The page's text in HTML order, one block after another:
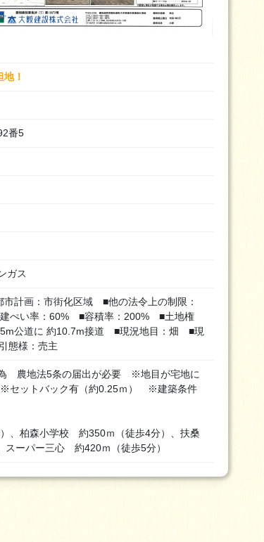
！
番5
ガス
計画：市街化区域 ■他の法令上の制限：
ぺい率：60% ■容積率：200% ■土地権
公道に 約10.7m接道 ■現況地目：畑 ■現
様：売主
農地法5条の届出が必要 ※地目が宅地に
セットバック有（約0.25ｍ） ※建築条件
、柏森小学校 約350ｍ（徒歩4分）、扶桑
ーパー三心 約420ｍ（徒歩5分）